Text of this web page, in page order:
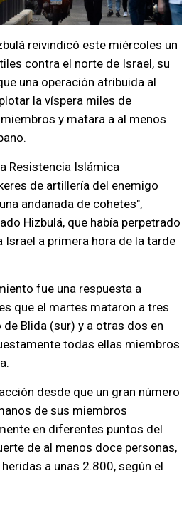
reivindicó este miércoles un
contra el norte de Israel, su
una operación atribuida al
la víspera miles de
y matara a al menos
Resistencia Islámica
de artillería del enemigo
andanada de cohetes",
Hizbulá, que había perpetrado
a primera hora de la tarde
fue una respuesta a
que el martes mataron a tres
Blida (sur) y a otras dos en
todas ellas miembros
desde que un gran número
de sus miembros
en diferentes puntos del
de al menos doce personas,
a unas 2.800, según el